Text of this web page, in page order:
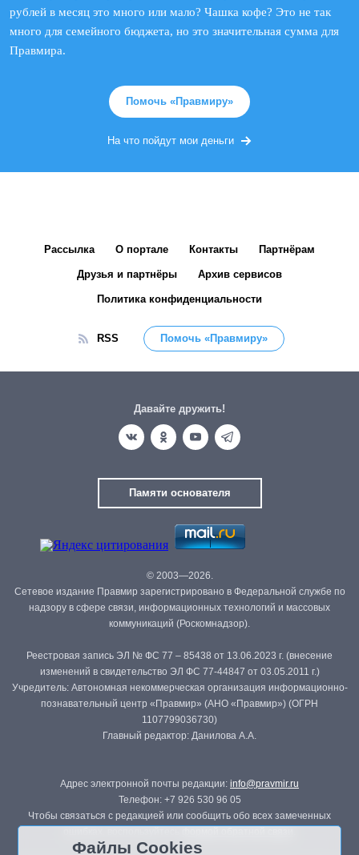
рублей в месяц это много или мало? Чашка кофе? Это не так
много для семейного бюджета, но это значительная сумма для
Правмира.
Помочь «Правмиру»
На что пойдут мои деньги
Рассылка О портале Контакты Партнёрам
Друзья и партнёры Архив сервисов
Политика конфиденциальности
RSS Помочь «Правмиру»
Давайте дружить!
Памяти основателя
© 2003—2026.
Сетевое издание Правмир зарегистрировано в Федеральной службе по
надзору в сфере связи, информационных технологий и массовых
коммуникаций (Роскомнадзор).
Реестровая запись ЭЛ № ФС 77 – 85438 от 13.06.2023 г. (внесение
изменений в свидетельство ЭЛ ФС 77-44847 от 03.05.2011 г.)
Учредитель: Автономная некоммерческая организация информационно-
познавательный центр «Правмир» (АНО «Правмир») (ОГРН
1107799036730)
Главный редактор: Данилова А.А.
Адрес электронной почты редакции: info@pravmir.ru
Телефон: +7 926 530 96 05
Чтобы связаться с редакцией или сообщить обо всех замеченных
Файлы Cookies